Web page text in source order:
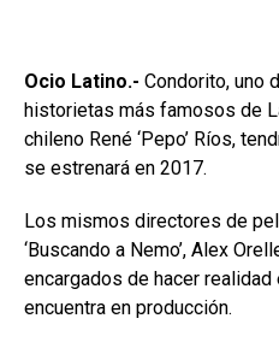
Ocio Latino.- Condorito, uno
historietas más famosos de
chileno René ‘Pepo’ Ríos,
se estrenará en 2017.
Los mismos directores de
‘Buscando a Nemo’, Alex
encargados de hacer
encuentra en producción.